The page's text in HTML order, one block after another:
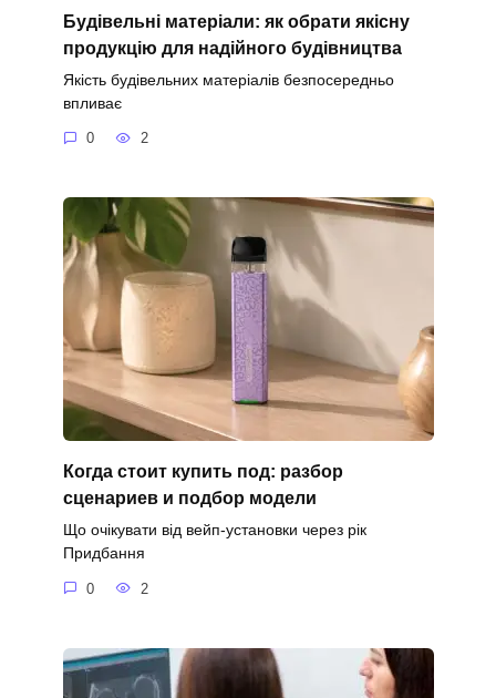
Будівельні матеріали: як обрати якісну
продукцію для надійного будівництва
Якість будівельних матеріалів безпосередньо
впливає
0 2
Когда стоит купить под: разбор
сценариев и подбор модели
Що очікувати від вейп-установки через рік
Придбання
0 2